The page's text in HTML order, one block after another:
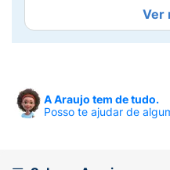
no carro, o formato
as balas protegidas,
seu dia a qualquer
natural da
experiência frutada
com ingredientes
Ver
A Araujo tem de tudo.
Posso te ajudar de